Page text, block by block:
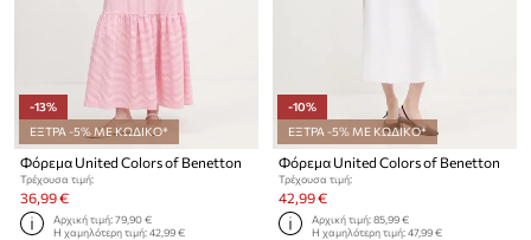
-13%
ΕΞΤΡΑ -5% ΜΕ ΚΩΔΙΚΟ*
Φόρεμα United Colors of Benetton
Τρέχουσα τιμή:
36,99 €
Αρχική τιμή:79,90 €
Η χαμηλότερη τιμή:42,99 €
-10%
ΕΞΤΡΑ -5% ΜΕ ΚΩΔΙΚΟ*
Φόρεμα United Colors of Benetton
Τρέχουσα τιμή:
42,99 €
Αρχική τιμή:85,99 €
Η χαμηλότερη τιμή:47,99 €